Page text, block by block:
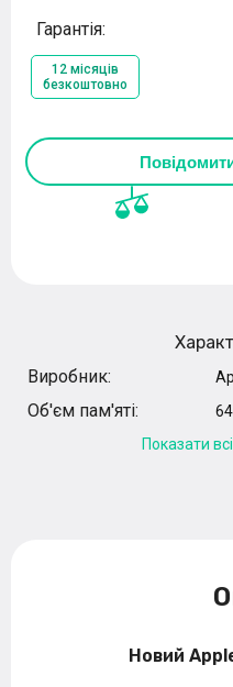
Гарантія:
12 місяців
безкоштовно
Виробник:
Об'єм пам'яті:
Показати
Новий